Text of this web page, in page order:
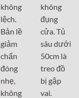
không
lệch.
Bản lề
giảm
chấn
đóng
nhẹ,
không
không
đụng
cửa. Tủ
sâu dưới
50cm là
treo đồ
bị gập
vai.